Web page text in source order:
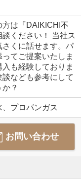
は『DAIKICHI不
ください！ 当社ス
くに話せます。パ
てご提案いたしま
も経験しておりま
なども参考にして
？
プロパンガス
お問い合わせ